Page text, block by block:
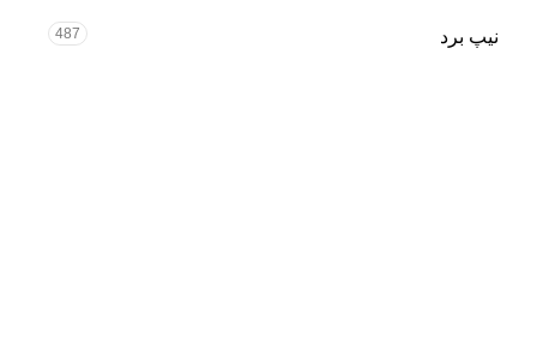
نیپ برد 487